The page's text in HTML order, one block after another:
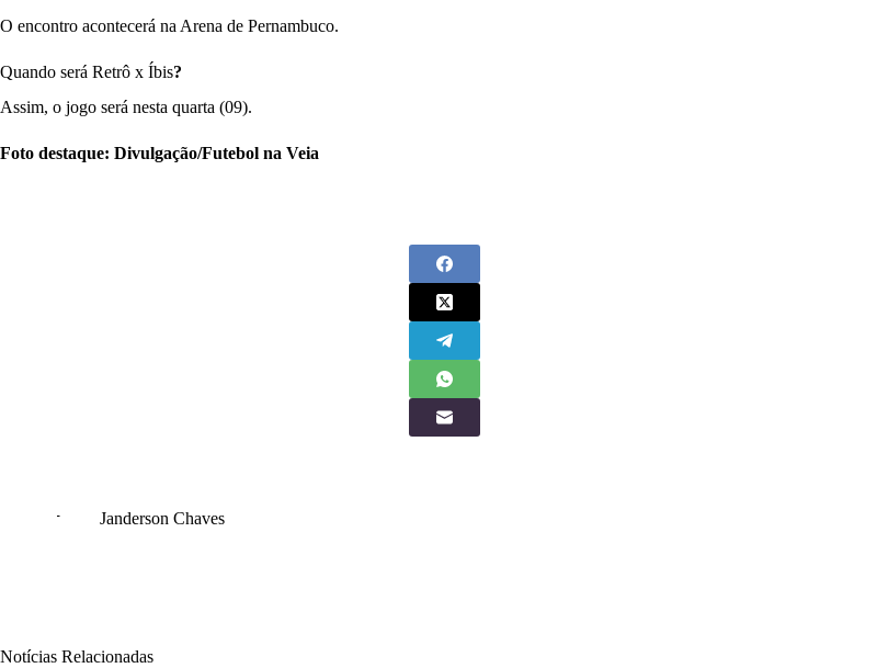
O encontro acontecerá na Arena de Pernambuco.
Quando será Retrô x Íbis?
Assim, o jogo será nesta quarta (09).
Foto destaque: Divulgação/Futebol na Veia
Janderson Chaves
Notícias Relacionadas